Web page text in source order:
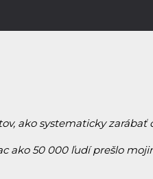
ako systematicky
ako 50 000 ľudí prešlo